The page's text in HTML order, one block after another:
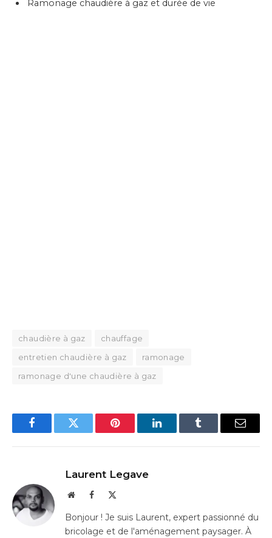
Ramonage chaudière à gaz et durée de vie
chaudière à gaz
chauffage
entretien chaudière à gaz
ramonage
ramonage d'une chaudière à gaz
FacebookTwitter Pinterest LinkedInTumblr Email
Laurent Legave
WebsiteFacebook
Bonjour ! Je suis Laurent, expert passionné du
bricolage et de l'aménagement paysager. À